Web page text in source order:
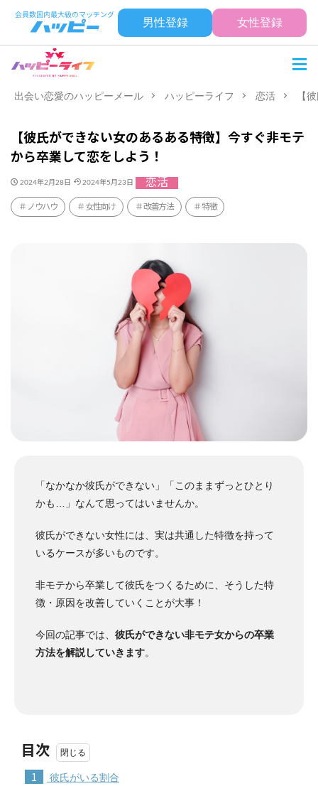
男性登録 女性登録
出会い恋愛のハッピーメール ハッピーライフ 恋活 【
【彼氏ができない女のあるある特徴】今すぐ非モテ
から卒業して恋をしよう！
2024年2月28日 2024年5月23日 恋活
ノウハウ 女性向け 改善方法 特徴
「なかなか彼氏ができない」「このままずっとひとり
かも…」なんて思ってはいませんか。
彼氏ができない女性には、実は共通した特徴を持って
いるケースが多いものです。
非モテから卒業して彼氏をつくるために、そうした特
徴・原因を改善していくことが大事！
今回の記事では、 彼氏ができない非モテ女からの卒業
方法を解説していきます。
目次
1 彼氏がいる割合